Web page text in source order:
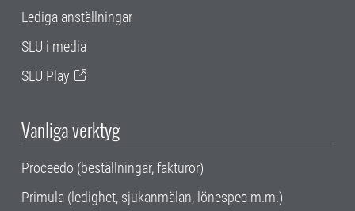
Lediga anställningar
SLU i media
SLU Play
Vanliga verktyg
Proceedo (beställningar, fakturor)
Primula (ledighet, sjukanmälan, lönespec m.m.)